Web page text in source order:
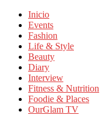
Inicio
Events
Fashion
Life & Style
Beauty
Diary
Interview
Fitness & Nutrition
Foodie & Places
OurGlam TV